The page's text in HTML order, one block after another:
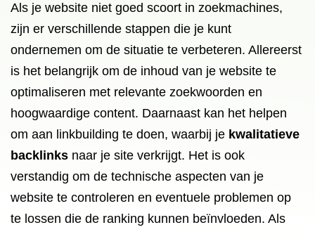
Als je website niet goed scoort in zoekmachines,
zijn er verschillende stappen die je kunt
ondernemen om de situatie te verbeteren. Allereerst
is het belangrijk om de inhoud van je website te
optimaliseren met relevante zoekwoorden en
hoogwaardige content. Daarnaast kan het helpen
om aan linkbuilding te doen, waarbij je kwalitatieve
backlinks naar je site verkrijgt. Het is ook
verstandig om de technische aspecten van je
website te controleren en eventuele problemen op
te lossen die de ranking kunnen beïnvloeden. Als